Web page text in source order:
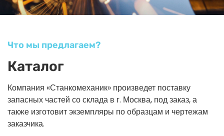
Что мы предлагаем?
Каталог
Компания «Станкомеханик» произведет поставку
запасных частей со склада в г. Москва, под заказ, а
также изготовит экземпляры по образцам и чертежам
заказчика.